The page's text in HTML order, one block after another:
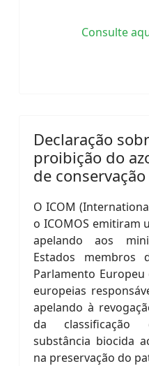
Consulte
Declaração
proibição do
de
O ICOM
o ICOMOS emitiram
apelando aos
Estados membros
Parlamento
europeias
apelando à
da classificação
substância biocida
na preservação do